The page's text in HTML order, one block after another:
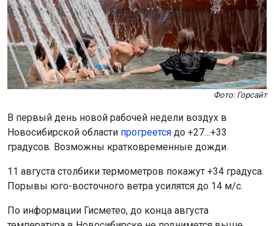
Фото: Горсайт
В первый день новой рабочей недели воздух в
Новосибирской области прогреется до +27…+33
градусов. Возможны кратковременные дожди.
11 августа столбики термометров покажут +34 градуса.
Порывы юго-восточного ветра усилятся до 14 м/с.
По информации Гисметео, до конца августа